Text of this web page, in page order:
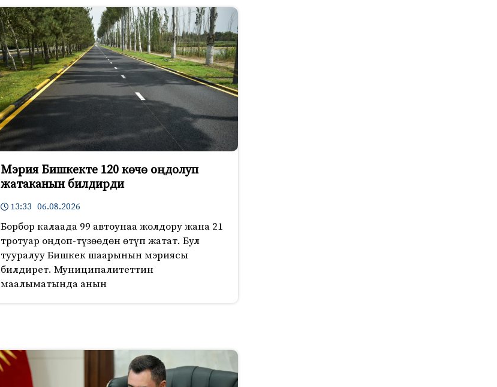
Мэрия Бишкекте 120 көчө оңдолуп
жатаканын билдирди
13:33 06.08.2026
Борбор калаада 99 автоунаа жолдору жана 21
тротуар оңдоп-түзөөдөн өтүп жатат. Бул
тууралуу Бишкек шаарынын мэриясы
билдирет. Муниципалитеттин
маалыматында анын